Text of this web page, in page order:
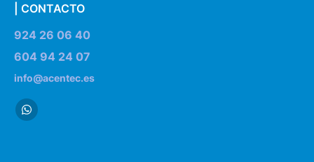
| CONTACTO
924 26 06 40
604 94 24 07
info@acentec.es